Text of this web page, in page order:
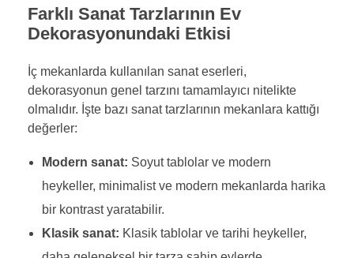
Farklı Sanat Tarzlarının Ev
Dekorasyonundaki Etkisi
İç mekanlarda kullanılan sanat eserleri,
dekorasyonun genel tarzını tamamlayıcı nitelikte
olmalıdır. İşte bazı sanat tarzlarının mekanlara kattığı
değerler:
Modern sanat: Soyut tablolar ve modern
heykeller, minimalist ve modern mekanlarda harika
bir kontrast yaratabilir.
Klasik sanat: Klasik tablolar ve tarihi heykeller,